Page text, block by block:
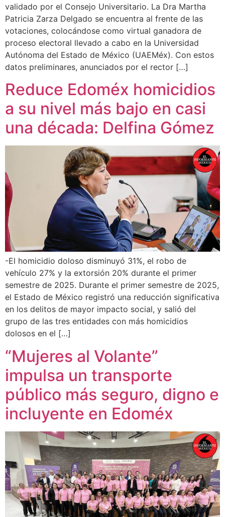
validado por el Consejo Universitario. La Dra Martha
Patricia Zarza Delgado se encuentra al frente de las
votaciones, colocándose como virtual ganadora de
proceso electoral llevado a cabo en la Universidad
Autónoma del Estado de México (UAEMéx). Con estos
datos preliminares, anunciados por el rector […]
Reduce Edoméx homicidios
a su nivel más bajo en casi
una década: Delfina Gómez
-El homicidio doloso disminuyó 31%, el robo de
vehículo 27% y la extorsión 20% durante el primer
semestre de 2025. Durante el primer semestre de 2025,
el Estado de México registró una reducción significativa
en los delitos de mayor impacto social, y salió del
grupo de las tres entidades con más homicidios
dolosos en el […]
“Mujeres al Volante”
impulsa un transporte
público más seguro, digno e
incluyente en Edoméx